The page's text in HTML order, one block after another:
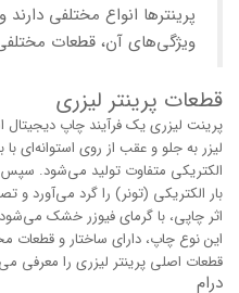
پرینترها انواع مختلفی
ویژگی‌های آن، قطعات
قطعات پرینتر لیزری
پرینت لیزری یک فرآیند چاپ دیجیتال
لیزر به جلو و عقب از روی استوانه‌ای با
الکتریکی متفاوت تولید می‌شود. سپس
بار الکتریکی (تونر) را گرد می‌آورد و
اثر چاپی، با گرمای فیوزر خشک
این نوع چاپ، دارای ساختار و
قطعات اصلی پرینتر لیزری را معرفی
درام